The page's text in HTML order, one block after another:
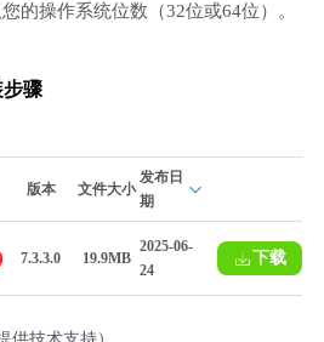
的操作系统位数（32位或64位）。
步骤
版本 文件大小
发布日
期
7.3.3.0 19.9MB
2025-06-
24
下载